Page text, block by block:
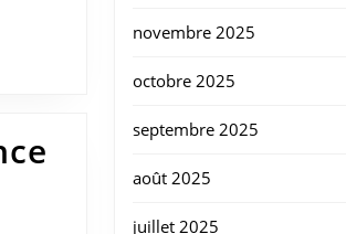
novembre 2025
octobre 2025
septembre 2025
août 2025
juillet 2025